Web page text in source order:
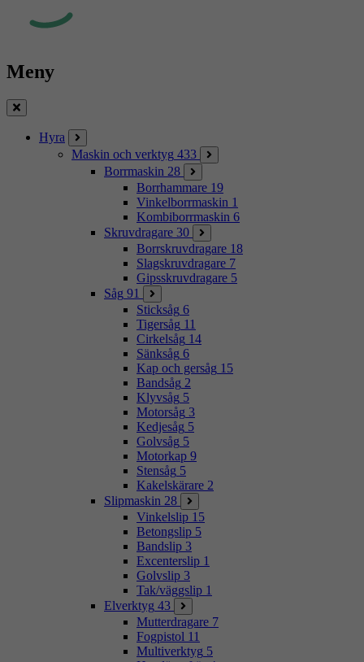
Meny
Stäng
Hyra
Maskin och verktyg 433
Borrmaskin 28
Borrhammare 19
Vinkelborrmaskin 1
Kombiborrmaskin 6
Skruvdragare 30
Borrskruvdragare 18
Slagskruvdragare 7
Gipsskruvdragare 5
Såg 91
Sticksåg 6
Tigersåg 11
Cirkelsåg 14
Sänksåg 6
Kap och gersåg 15
Bandsåg 2
Klyvsåg 5
Motorsåg 3
Kedjesåg 5
Golvsåg 5
Motorkap 9
Stensåg 5
Kakelskärare 2
Slipmaskin 28
Vinkelslip 15
Betongslip 5
Bandslip 3
Excenterslip 1
Golvslip 3
Tak/väggslip 1
Elverktyg 43
Mutterdragare 7
Fogpistol 11
Multiverktyg 5